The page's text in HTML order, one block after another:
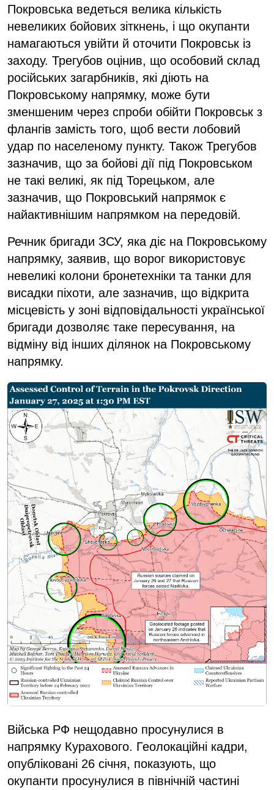
Покровська ведеться велика кількість
невеликих бойових зіткнень, і що окупанти
намагаються увійти й оточити Покровськ із
заходу. Трегубов оцінив, що особовий склад
російських загарбників, які діють на
Покровському напрямку, може бути
зменшеним через спроби обійти Покровськ з
флангів замість того, щоб вести лобовий
удар по населеному пункту. Також Трегубов
зазначив, що за бойові дії під Покровськом
не такі великі, як під Торецьком, але
зазначив, що Покровський напрямок є
найактивнішим напрямком на передовій.
Речник бригади ЗСУ, яка діє на Покровському
напрямку, заявив, що ворог використовує
невеликі колони бронетехніки та танки для
висадки піхоти, але зазначив, що відкрита
місцевість у зоні відповідальності української
бригади дозволяє таке пересування, на
відміну від інших ділянок на Покровському
напрямку.
Війська РФ нещодавно просунулися в
напрямку Курахового. Геолокаційні кадри,
опубліковані 26 січня, показують, що
окупанти просунулися в північній частині